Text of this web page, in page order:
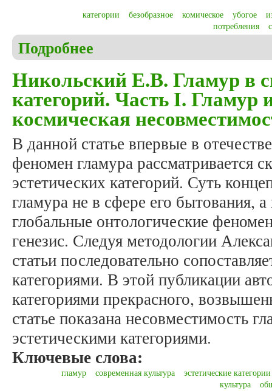
категории безобразное комическое убогое
потребления
Подробнее
Никольский Е.В. Гламур в
категорий. Часть I. Гламур
космическая
В данной статье впервые в
феномен гламура рассматривается
эстетических категорий. Суть
гламура не в сфере его бытования, а
глобальные онтологические
генезис. Следуя методологии
статьи последовательно
категориями. В этой публикации
категориями прекрасного,
статье показана несовместимость
эстетическими категориями.
Ключевые слова:
гламур современная культура
эстетические категории
культура